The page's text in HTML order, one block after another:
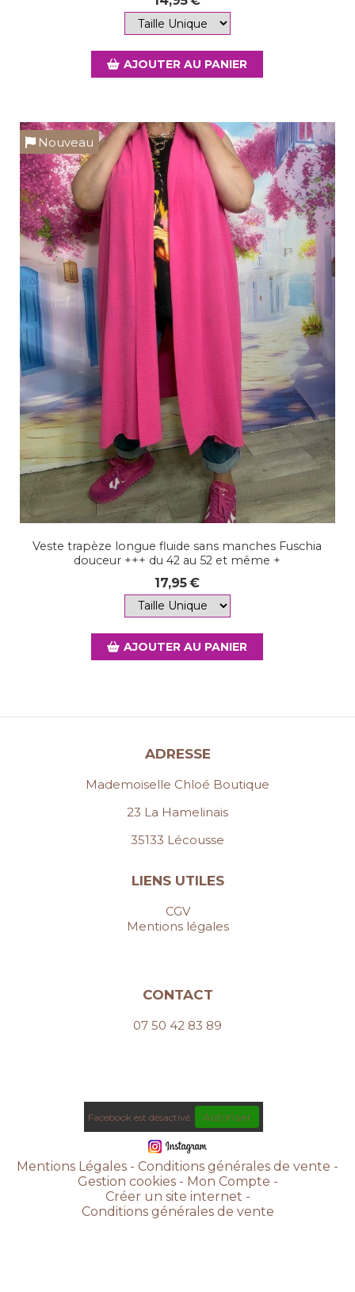
AJOUTER AU PANIER
Nouveau
Veste trapèze longue fluide sans manches Fuschia
douceur +++ du 42 au 52 et même +
17,95€
AJOUTER AU PANIER
ADRESSE
Mademoiselle Chloé Boutique
23 La Hamelinais
35133 Lécousse
LIENS UTILES
CGV
Mentions légales
CONTACT
07 50 42 83 89
Facebook est désactivé. Autoriser
Mentions Légales
Conditions générales de vente
Gestion cookies
Mon Compte
Créer un site internet
Conditions générales de vente